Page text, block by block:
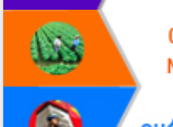
Thứ trưởng Bộ Y tế làm việc với tỉnh
Đắk Lắk về phát triển nhân lực y tế
cho trạm y tế cấp xã
Du lịch Đắk Lắk nâng tầm trải nghiệm
du khách thông qua Hệ thống cơ sở dữ
liệu và Bản đồ số
Tập huấn ứng dụng trí tuệ nhân tạo (AI)